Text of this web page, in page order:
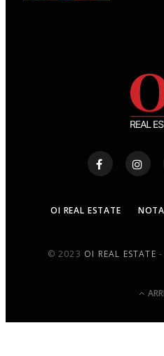
OI REAL ESTATE
© 2023 OI REAL ESTATE -